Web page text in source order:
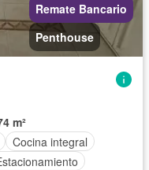
Remate Bancario
Penthouse
m²
Cocina integral